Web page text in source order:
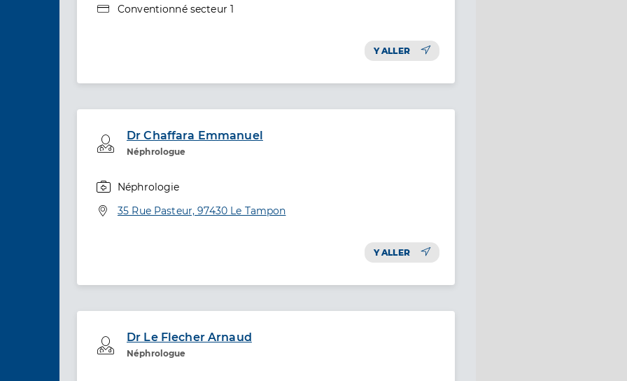
Type de convention
Conventionné secteur 1
Y ALLER
Dr Chaffara Emmanuel
Néphrologue
Professionel de santé
Néphrologie
Adresse
35 Rue Pasteur, 97430 Le Tampon
Y ALLER
Dr Le Flecher Arnaud
Néphrologue
Professionel de santé